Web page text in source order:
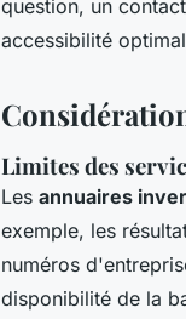
question, un
accessibilité
Limites des
Les annuaires
exemple, les
numéros
disponibilité de la